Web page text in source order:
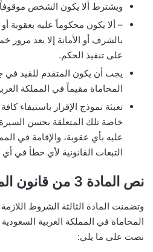
ويشترط ألا يكون الشخص
– ألا يكون محكوماً عليه بعقوبة
بالشرف أو الأمانة إلا بعد
على تنفيذ الحكم.
يجب أن يكون المتقدم للقيد في
المحاماة مقيماً في المملكة
تعبئة نموذج الإقرار باستيفاء
خاصة تلك المتعلقة بحسن
عليه بأي عقوبة، والإقامة في
التبعات القانونية لأي خطأ في
نص المادة 3 من قانون المحاماة
وتضمنت المادة الثالثة الشروط
المحاماة في المملكة العربية
نصت على ما يلي: